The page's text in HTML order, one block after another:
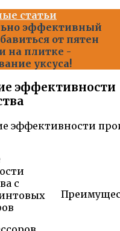
статьи
эффективный
от пятен
на плитке -
уксуса!
эффективности
с